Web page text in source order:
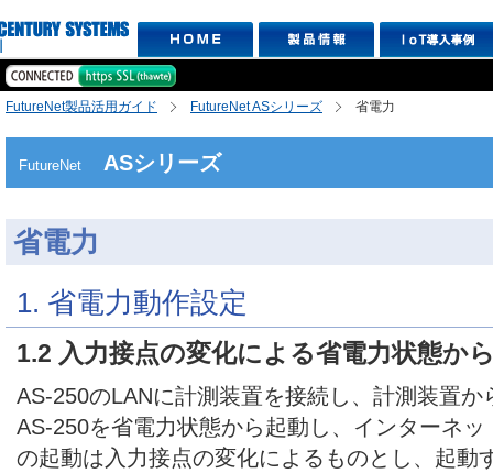
FutureNet製品活用ガイド FutureNet ASシリーズ 省電力
FutureNet ASシリーズ
省電力
1. 省電力動作設定
1.2 入力接点の変化による省電力状態か
AS-250のLANに計測装置を接続し、計測装置
AS-250を省電力状態から起動し、インターネ
の起動は入力接点の変化によるものとし、起動